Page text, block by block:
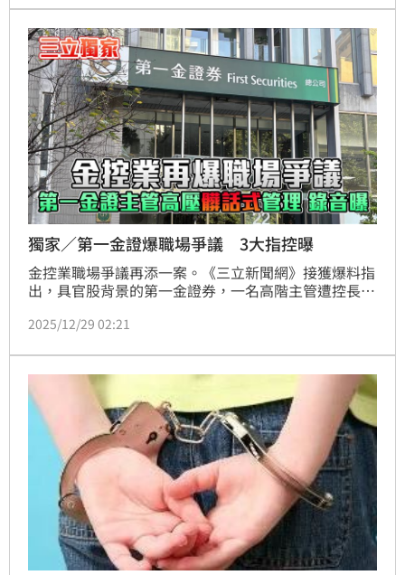
獨家／第一金證爆職場爭議 3大指控曝
金控業職場爭議再添一案。《三立新聞網》接獲爆料指
出，具官股背景的第一金證券，一名高階主管遭控長期
止於單一說法，本網除專訪當事人 S 先生外，亦完成多
2025/12/29 02:21